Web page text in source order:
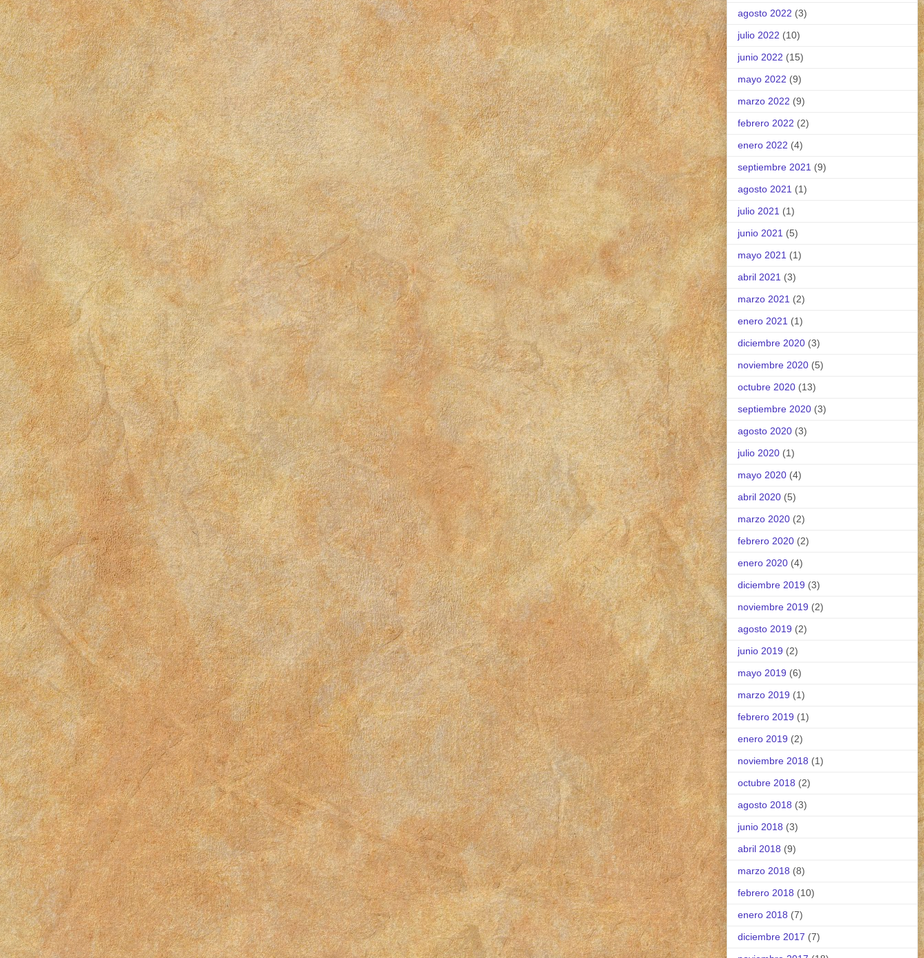
agosto 2022 (3)
julio 2022 (10)
junio 2022 (15)
mayo 2022 (9)
marzo 2022 (9)
febrero 2022 (2)
enero 2022 (4)
septiembre 2021 (9)
agosto 2021 (1)
julio 2021 (1)
junio 2021 (5)
mayo 2021 (1)
abril 2021 (3)
marzo 2021 (2)
enero 2021 (1)
diciembre 2020 (3)
noviembre 2020 (5)
octubre 2020 (13)
septiembre 2020 (3)
agosto 2020 (3)
julio 2020 (1)
mayo 2020 (4)
abril 2020 (5)
marzo 2020 (2)
febrero 2020 (2)
enero 2020 (4)
diciembre 2019 (3)
noviembre 2019 (2)
agosto 2019 (2)
junio 2019 (2)
mayo 2019 (6)
marzo 2019 (1)
febrero 2019 (1)
enero 2019 (2)
noviembre 2018 (1)
octubre 2018 (2)
agosto 2018 (3)
junio 2018 (3)
abril 2018 (9)
marzo 2018 (8)
febrero 2018 (10)
enero 2018 (7)
diciembre 2017 (7)